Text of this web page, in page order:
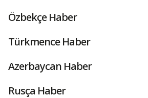
Özbekçe Haber
Türkmence Haber
Azerbaycan Haber
Rusça Haber